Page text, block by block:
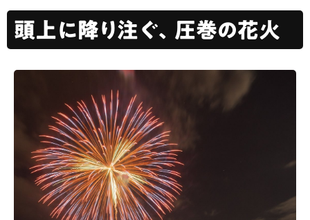
頭上に降り注ぐ、圧巻の花火